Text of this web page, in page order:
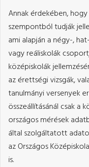
Annak érdekében,
szempontból tudják
ami alapján a négy-,
vagy reáliskolák
középiskolák
az érettségi vizsgák,
tanulmányi versenyek
összeállításánál csak a
országos mérések
által szolgáltatott
az Országos
is.